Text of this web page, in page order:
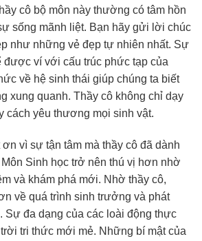
cô bộ môn này thường có tâm hồn
sống mãnh liệt. Bạn hãy gửi lời chúc
như những vẻ đẹp tự nhiên nhất. Sự
được ví với cấu trúc phức tạp của
về hệ sinh thái giúp chúng ta biết
xung quanh. Thầy cô không chỉ dạy
cách yêu thương mọi sinh vật.
vì sự tận tâm mà thầy cô đã dành
Sinh học trở nên thú vị hơn nhờ
và khám phá mới. Nhờ thầy cô,
về quá trình sinh trưởng và phát
Sự đa dạng của các loài động thực
tri thức mới mẻ. Những bí mật của